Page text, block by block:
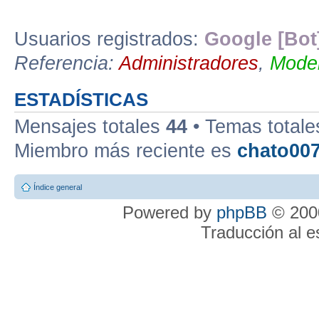
Usuarios registrados: Google
Referencia:Administradores,
ESTADÍSTICAS
Mensajes totales 44 • Temas
Miembro más reciente es
Índice general
Powered by phpBB ©
Traducción al